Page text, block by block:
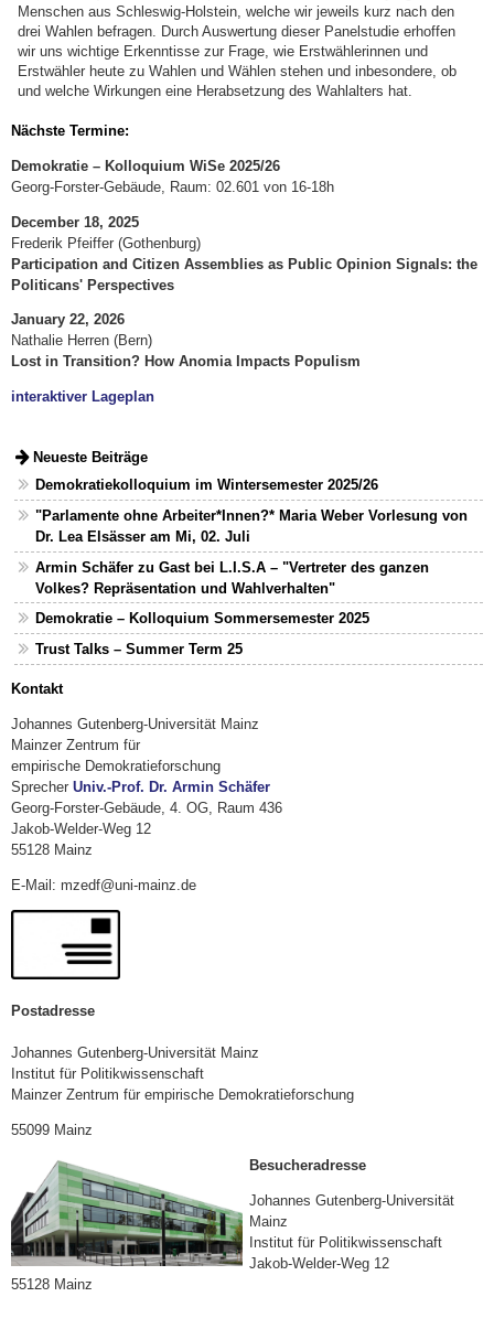
Menschen aus Schleswig-Holstein, welche wir jeweils kurz nach den
drei Wahlen befragen. Durch Auswertung dieser Panelstudie erhoffen
wir uns wichtige Erkenntisse zur Frage, wie Erstwählerinnen und
Erstwähler heute zu Wahlen und Wählen stehen und inbesondere, ob
und welche Wirkungen eine Herabsetzung des Wahlalters hat.
Nächste Termine:
Demokratie – Kolloquium WiSe 2025/26
Georg-Forster-Gebäude, Raum: 02.601 von 16-18h
December 18, 2025
Frederik Pfeiffer (Gothenburg)
Participation and Citizen Assemblies as Public Opinion Signals: the
Politicans' Perspectives
January 22, 2026
Nathalie Herren (Bern)
Lost in Transition? How Anomia Impacts Populism
interaktiver Lageplan
Neueste Beiträge
Demokratiekolloquium im Wintersemester 2025/26
"Parlamente ohne Arbeiter*Innen?* Maria Weber Vorlesung von
Dr. Lea Elsässer am Mi, 02. Juli
Armin Schäfer zu Gast bei L.I.S.A – "Vertreter des ganzen
Volkes? Repräsentation und Wahlverhalten"
Demokratie – Kolloquium Sommersemester 2025
Trust Talks – Summer Term 25
Kontakt
Johannes Gutenberg-Universität Mainz
Mainzer Zentrum für
empirische Demokratieforschung
Sprecher Univ.-Prof. Dr. Armin Schäfer
Georg-Forster-Gebäude, 4. OG, Raum 436
Jakob-Welder-Weg 12
55128 Mainz
E-Mail: mzedf@uni-mainz.de
Postadresse
Johannes Gutenberg-Universität Mainz
Institut für Politikwissenschaft
Mainzer Zentrum für empirische Demokratieforschung
55099 Mainz
Besucheradresse
Johannes Gutenberg-Universität
Mainz
Institut für Politikwissenschaft
Jakob-Welder-Weg 12
55128 Mainz